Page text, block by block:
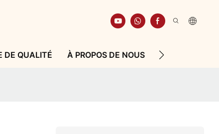
DE QUALITÉ À PROPOS DE NOUS RESSOURCE